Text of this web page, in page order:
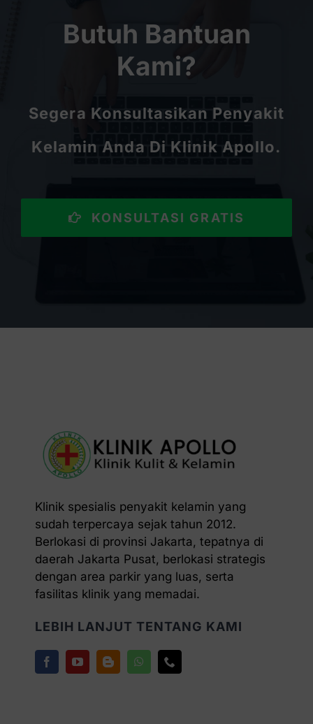
Butuh Bantuan
Kami?
Segera Konsultasikan Penyakit
Kelamin Anda Di Klinik Apollo.
KONSULTASI GRATIS
Klinik spesialis penyakit kelamin yang
sudah terpercaya sejak tahun 2012.
Berlokasi di provinsi Jakarta, tepatnya di
daerah Jakarta Pusat, berlokasi strategis
dengan area parkir yang luas, serta
fasilitas klinik yang memadai.
LEBIH LANJUT TENTANG KAMI